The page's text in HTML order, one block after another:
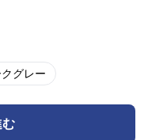
クグレー
む